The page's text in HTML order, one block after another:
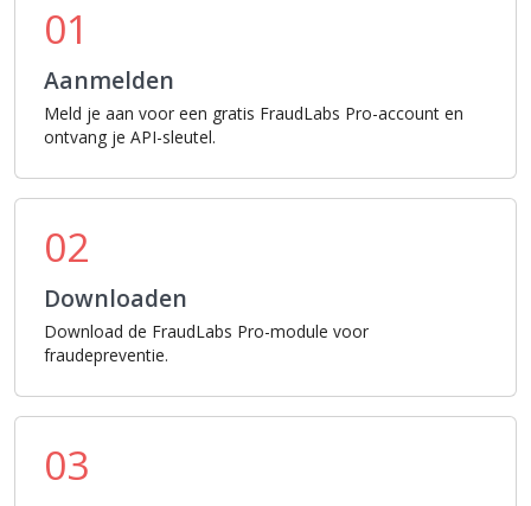
01
Aanmelden
Meld je aan voor een gratis FraudLabs Pro-account en
ontvang je API-sleutel.
02
Downloaden
Download de FraudLabs Pro-module voor
fraudepreventie.
03